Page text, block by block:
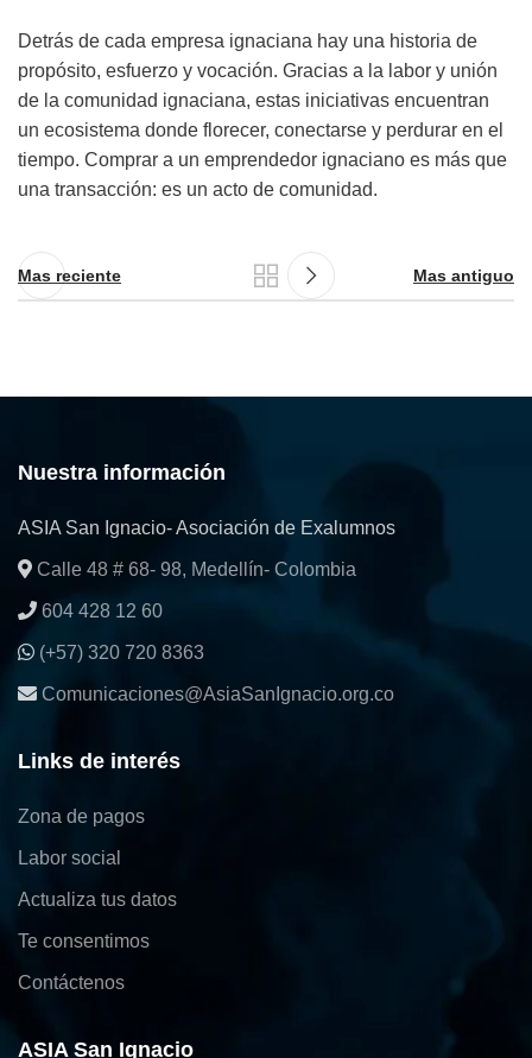
Detrás de cada empresa ignaciana hay una historia de
propósito, esfuerzo y vocación. Gracias a la labor y unión
de la comunidad ignaciana, estas iniciativas encuentran
un ecosistema donde florecer, conectarse y perdurar en el
tiempo. Comprar a un emprendedor ignaciano es más que
una transacción: es un acto de comunidad.
Mas reciente Mas antiguo
Nuestra información
ASIA San Ignacio- Asociación de Exalumnos
Calle 48 # 68- 98, Medellín- Colombia
604 428 12 60
(+57) 320 720 8363
Comunicaciones@AsiaSanIgnacio.org.co
Links de interés
Zona de pagos
Labor social
Actualiza tus datos
Te consentimos
Contáctenos
ASIA San Ignacio